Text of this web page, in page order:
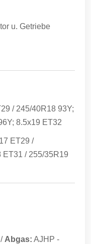
u. Getriebe
/ 245/40R18 93Y;
8.5x19 ET32
ET29 /
ET31 / 255/35R19
/ Abgas: AJHP -